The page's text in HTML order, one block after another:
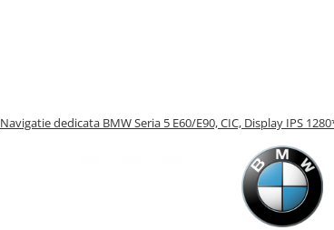
Navigatie dedicata BMW Seria 5 E60/E90, CIC, Display IPS